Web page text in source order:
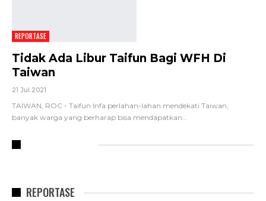
REPORTASE
Tidak Ada Libur Taifun Bagi WFH Di
Taiwan
21 Jul 2021
TAIWAN, ROC - Taifun Infa perlahan-lahan mendekati Taiwan,
banyak warga yang berharap bisa mendapatkan…
REPORTASE